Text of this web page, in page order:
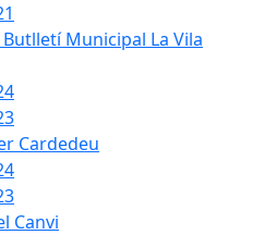
Municipal La Vila
Cardedeu
Canvi